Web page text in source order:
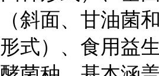
（斜面、甘油菌
形式）、食用益